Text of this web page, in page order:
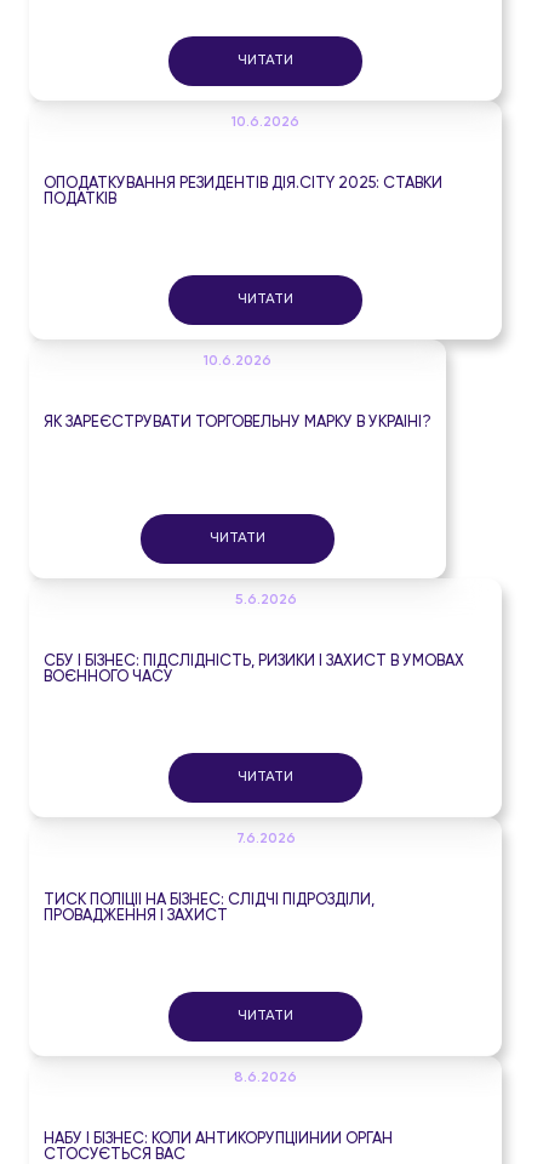
ЧИТАТИ
10.6.2026
ОПОДАТКУВАННЯ РЕЗИДЕНТІВ ДІЯ.CITY 2025: СТАВКИ
ПОДАТКІВ
ЧИТАТИ
10.6.2026
ЯК ЗАРЕЄСТРУВАТИ ТОРГОВЕЛЬНУ МАРКУ В УКРАЇНІ?
ЧИТАТИ
5.6.2026
СБУ І БІЗНЕС: ПІДСЛІДНІСТЬ, РИЗИКИ І ЗАХИСТ В УМОВАХ
ВОЄННОГО ЧАСУ
ЧИТАТИ
7.6.2026
ТИСК ПОЛІЦІЇ НА БІЗНЕС: СЛІДЧІ ПІДРОЗДІЛИ,
ПРОВАДЖЕННЯ І ЗАХИСТ
ЧИТАТИ
8.6.2026
НАБУ І БІЗНЕС: КОЛИ АНТИКОРУПЦІЙНИЙ ОРГАН
СТОСУЄТЬСЯ ВАС